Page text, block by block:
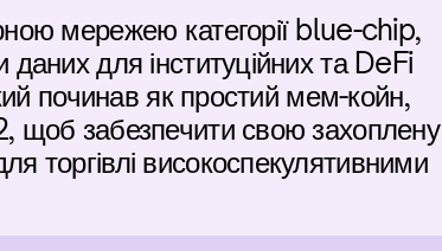
мережею категорії blue-chip,
для інституційних та DeFi
починав як простий мем-койн,
забезпечити свою захоплену
торгівлі високоспекулятивними